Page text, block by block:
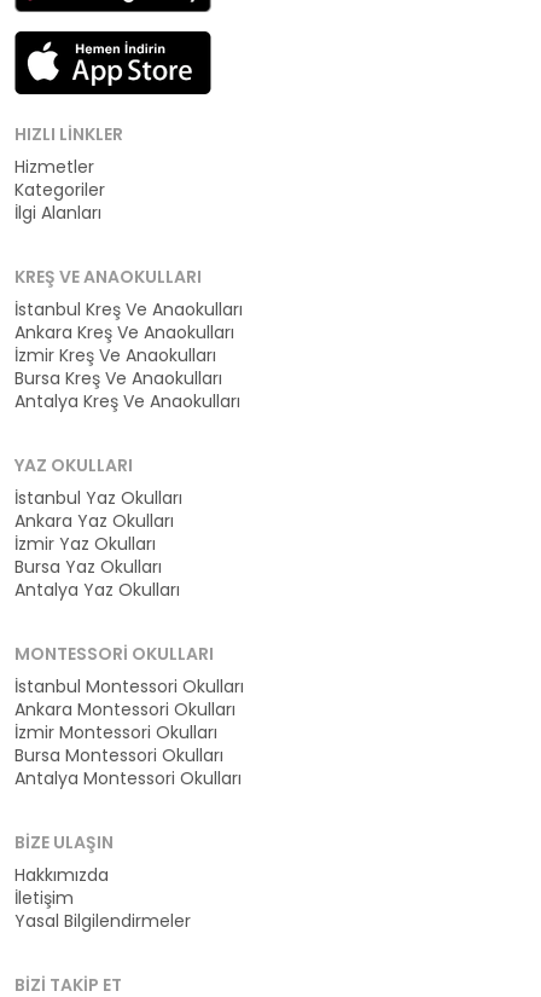
HIZLI LINKLER
Hizmetler
Kategoriler
İlgi Alanları
KREŞ VE ANAOKULLARI
İstanbul Kreş Ve Anaokulları
Ankara Kreş Ve Anaokulları
İzmir Kreş Ve Anaokulları
Bursa Kreş Ve Anaokulları
Antalya Kreş Ve Anaokulları
YAZ OKULLARI
İstanbul Yaz Okulları
Ankara Yaz Okulları
İzmir Yaz Okulları
Bursa Yaz Okulları
Antalya Yaz Okulları
MONTESSORI OKULLARI
İstanbul Montessori Okulları
Ankara Montessori Okulları
İzmir Montessori Okulları
Bursa Montessori Okulları
Antalya Montessori Okulları
BIZE ULAŞIN
Hakkımızda
İletişim
Yasal Bilgilendirmeler
BIZI TAKIP ET